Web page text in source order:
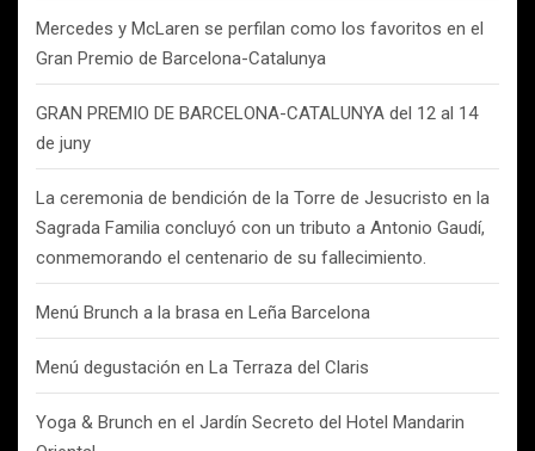
Mercedes y McLaren se perfilan como los favoritos en el
Gran Premio de Barcelona-Catalunya
GRAN PREMIO DE BARCELONA-CATALUNYA del 12 al 14
de juny
La ceremonia de bendición de la Torre de Jesucristo en la
Sagrada Familia concluyó con un tributo a Antonio Gaudí,
conmemorando el centenario de su fallecimiento.
Menú Brunch a la brasa en Leña Barcelona
Menú degustación en La Terraza del Claris
Yoga & Brunch en el Jardín Secreto del Hotel Mandarin